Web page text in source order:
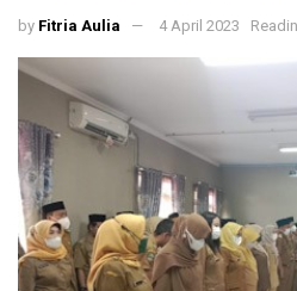
by Fitria Aulia 4 April 2023